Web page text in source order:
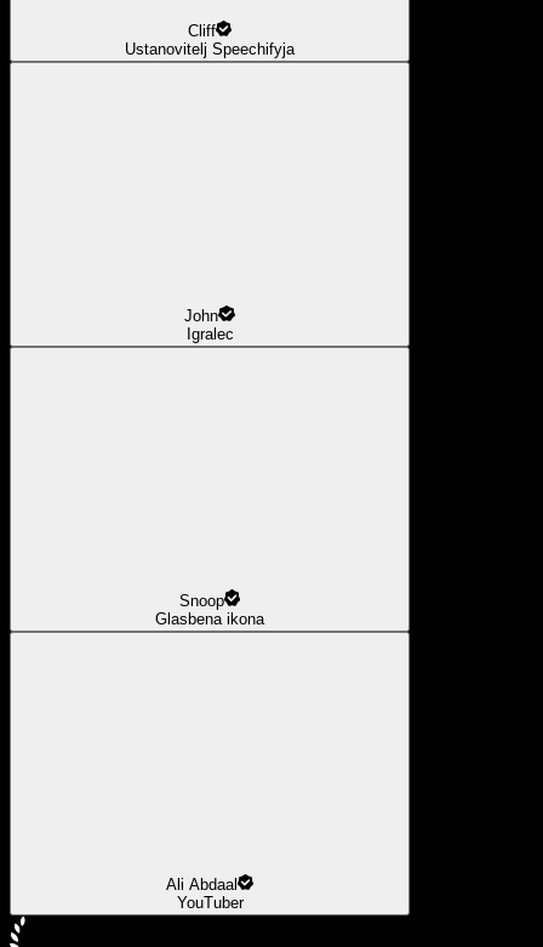
Cliff
Ustanovitelj Speechifyja
John
Igralec
Snoop
Glasbena ikona
Ali Abdaal
YouTuber